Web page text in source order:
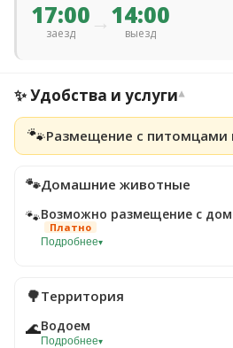
17:00
заезд →14:00
выезд
✨ Удобства и услуги▾
🐾Размещение с питомцами
🐾Домашние животные
🐾Возможно размещение с
Платно
Подробнее▾
🌳Территория
🌊Водоем
Подробнее▾